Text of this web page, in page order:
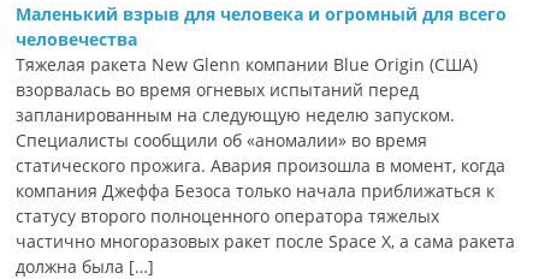
Маленький взрыв для человека и огромный для всего
человечества
Тяжелая ракета New Glenn компании Blue Origin (США)
взорвалась во время огневых испытаний перед
запланированным на следующую неделю запуском.
Специалисты сообщили об «аномалии» во время
статического прожига. Авария произошла в момент, когда
компания Джеффа Безоса только начала приближаться к
статусу второго полноценного оператора тяжелых
частично многоразовых ракет после Space X, а сама ракета
должна была […]